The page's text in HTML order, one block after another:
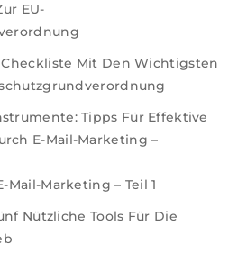
EU-
Checkliste Mit Den Wichtigsten
Tipps Für Effektive
E-Mail-Marketing –
Mail-Marketing – Teil 1
Nützliche Tools Für Die